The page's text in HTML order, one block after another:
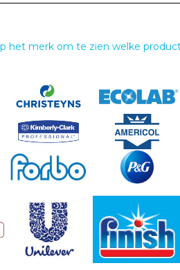
het merk om te zien welke